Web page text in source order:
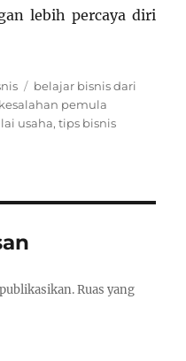
lebih percaya diri
Tags
belajar bisnis dari
kesalahan pemula
usaha,tips bisnis
Ruas yang